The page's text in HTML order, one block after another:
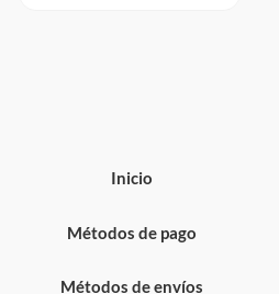
Inicio
Métodos de pago
Métodos de envíos